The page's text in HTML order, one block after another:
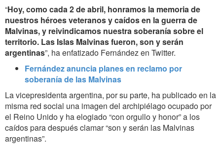
“Hoy, como cada 2 de abril, honramos la memoria de
nuestros héroes veteranos y caídos en la guerra de
Malvinas, y reivindicamos nuestra soberanía sobre el
territorio. Las Islas Malvinas fueron, son y serán
argentinas”, ha enfatizado Fernández en Twitter.
Fernández anuncia planes en reclamo por
soberanía de las Malvinas
La vicepresidenta argentina, por su parte, ha publicado en la
misma red social una imagen del archipiélago ocupado por
el Reino Unido y ha elogiado “con orgullo y honor” a los
caídos para después clamar “son y serán las Malvinas
argentinas”.